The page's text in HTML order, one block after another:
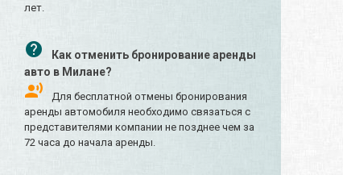
лет.
Как отменить бронирование аренды
авто в Милане?
Для бесплатной отмены бронирования
аренды автомобиля необходимо связаться с
представителями компании не позднее чем за
72 часа до начала аренды.